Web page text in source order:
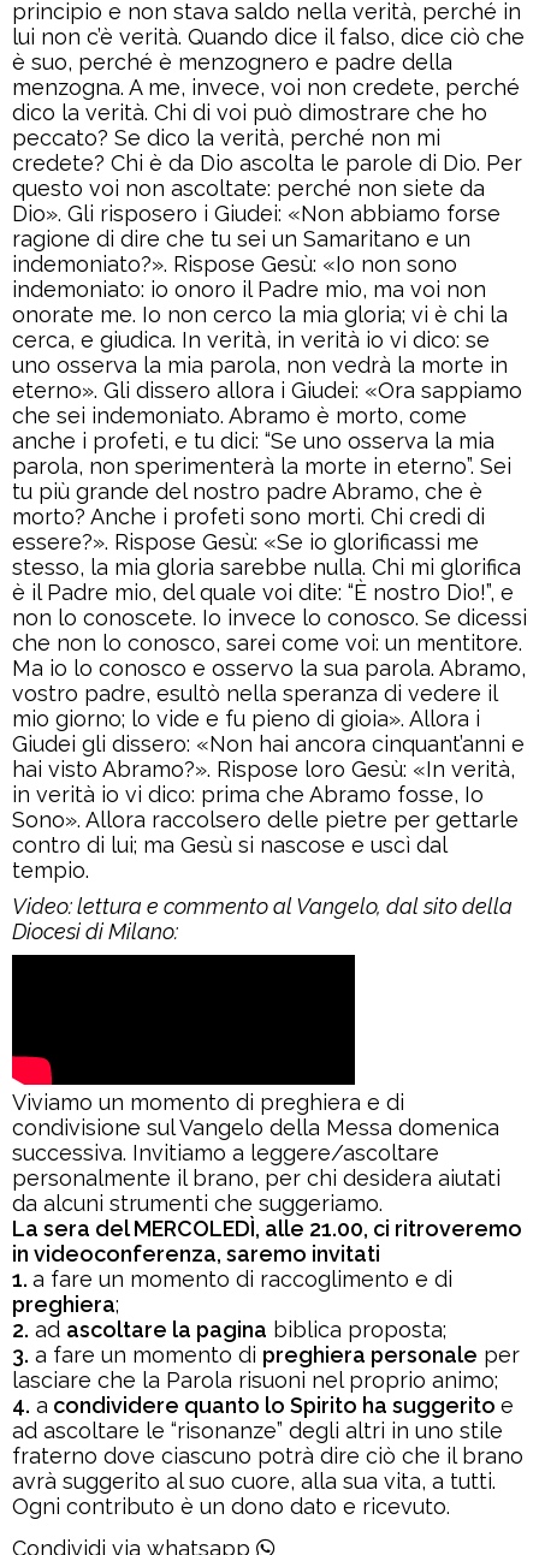
principio e non stava saldo nella verità, perché in
lui non c’è verità. Quando dice il falso, dice ciò che
è suo, perché è menzognero e padre della
menzogna. A me, invece, voi non credete, perché
dico la verità. Chi di voi può dimostrare che ho
peccato? Se dico la verità, perché non mi
credete? Chi è da Dio ascolta le parole di Dio. Per
questo voi non ascoltate: perché non siete da
Dio». Gli risposero i Giudei: «Non abbiamo forse
ragione di dire che tu sei un Samaritano e un
indemoniato?». Rispose Gesù: «Io non sono
indemoniato: io onoro il Padre mio, ma voi non
onorate me. Io non cerco la mia gloria; vi è chi la
cerca, e giudica. In verità, in verità io vi dico: se
uno osserva la mia parola, non vedrà la morte in
eterno». Gli dissero allora i Giudei: «Ora sappiamo
che sei indemoniato. Abramo è morto, come
anche i profeti, e tu dici: “Se uno osserva la mia
parola, non sperimenterà la morte in eterno”. Sei
tu più grande del nostro padre Abramo, che è
morto? Anche i profeti sono morti. Chi credi di
essere?». Rispose Gesù: «Se io glorificassi me
stesso, la mia gloria sarebbe nulla. Chi mi glorifica
è il Padre mio, del quale voi dite: “È nostro Dio!”, e
non lo conoscete. Io invece lo conosco. Se dicessi
che non lo conosco, sarei come voi: un mentitore.
Ma io lo conosco e osservo la sua parola. Abramo,
vostro padre, esultò nella speranza di vedere il
mio giorno; lo vide e fu pieno di gioia». Allora i
Giudei gli dissero: «Non hai ancora cinquant’anni e
hai visto Abramo?». Rispose loro Gesù: «In verità,
in verità io vi dico: prima che Abramo fosse, Io
Sono». Allora raccolsero delle pietre per gettarle
contro di lui; ma Gesù si nascose e uscì dal
tempio.
Video: lettura e commento al Vangelo, dal sito della
Diocesi di Milano:
Viviamo un momento di preghiera e di
condivisione sul Vangelo della Messa domenica
successiva. Invitiamo a leggere/ascoltare
personalmente il brano, per chi desidera aiutati
da alcuni strumenti che suggeriamo.
La sera del MERCOLEDÌ, alle 21.00, ci ritroveremo
in videoconferenza, saremo invitati
1. a fare un momento di raccoglimento e di
preghiera;
2. ad ascoltare la pagina biblica proposta;
3. a fare un momento di preghiera personale per
lasciare che la Parola risuoni nel proprio animo;
4. a condividere quanto lo Spirito ha suggerito e
ad ascoltare le “risonanze” degli altri in uno stile
fraterno dove ciascuno potrà dire ciò che il brano
avrà suggerito al suo cuore, alla sua vita, a tutti.
Ogni contributo è un dono dato e ricevuto.
Condividi via whatsapp